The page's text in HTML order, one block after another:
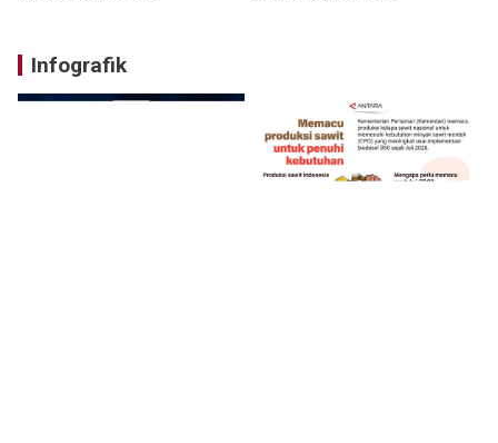
Infografik